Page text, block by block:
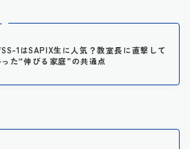
1はSAPIX生に人気？教室長に直撃して
た“伸びる家庭”の共通点